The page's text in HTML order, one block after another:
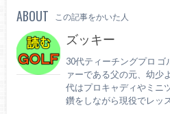
ABOUT この記事をかいた人
ズッキー
30代ティーチングプロ
ァーである父の元、幼少
代はプロキャディやミニ
鑽をしながら現役でレッ